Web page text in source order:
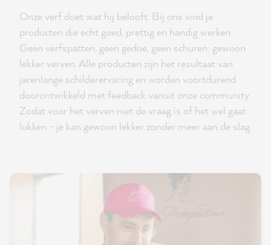
Onze verf doet wat hij belooft. Bij ons vind je
producten die echt goed, prettig en handig werken.
Geen verfspatten, geen gedoe, geen schuren: gewoon
lekker verven. Alle producten zijn het resultaat van
jarenlange schilderervaring en worden voortdurend
doorontwikkeld met feedback vanuit onze community.
Zodat voor het verven niet de vraag is of het wel gaat
lukken - je kan gewoon lekker zonder meer aan de slag.